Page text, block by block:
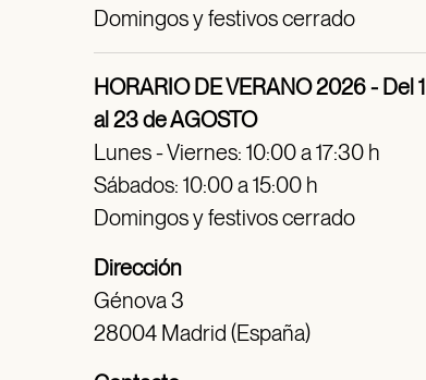
Domingos y festivos cerrado
HORARIO DE VERANO 2026 - Del 1
al 23 de AGOSTO
Lunes - Viernes: 10:00 a 17:30 h
Sábados: 10:00 a 15:00 h
Domingos y festivos cerrado
Dirección
Génova 3
28004 Madrid (España)